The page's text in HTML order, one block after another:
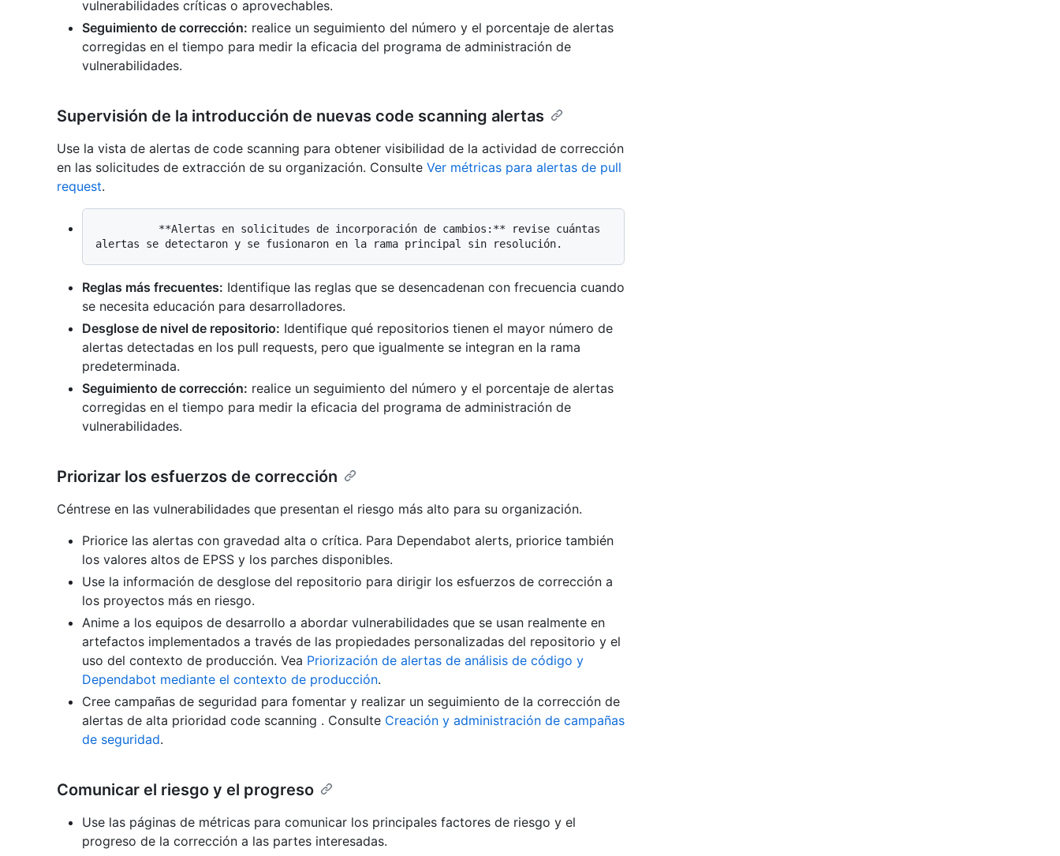
vulnerabilidades críticas o aprovechables.
Seguimiento de corrección: realice un seguimiento del número y el porcentaje de alertas
corregidas en el tiempo para medir la eficacia del programa de administración de
vulnerabilidades.
Supervisión de la introducción de nuevas code scanning alertas
Use la vista de alertas de code scanning para obtener visibilidad de la actividad de corrección
en las solicitudes de extracción de su organización. Consulte Ver métricas para alertas de pull
request.
Reglas más frecuentes: Identifique las reglas que se desencadenan con frecuencia cuando
se necesita educación para desarrolladores.
Desglose de nivel de repositorio: Identifique qué repositorios tienen el mayor número de
alertas detectadas en los pull requests, pero que igualmente se integran en la rama
predeterminada.
Seguimiento de corrección: realice un seguimiento del número y el porcentaje de alertas
corregidas en el tiempo para medir la eficacia del programa de administración de
vulnerabilidades.
Priorizar los esfuerzos de corrección
Céntrese en las vulnerabilidades que presentan el riesgo más alto para su organización.
Priorice las alertas con gravedad alta o crítica. Para Dependabot alerts, priorice también
los valores altos de EPSS y los parches disponibles.
Use la información de desglose del repositorio para dirigir los esfuerzos de corrección a
los proyectos más en riesgo.
Anime a los equipos de desarrollo a abordar vulnerabilidades que se usan realmente en
artefactos implementados a través de las propiedades personalizadas del repositorio y el
uso del contexto de producción. Vea Priorización de alertas de análisis de código y
Dependabot mediante el contexto de producción.
Cree campañas de seguridad para fomentar y realizar un seguimiento de la corrección de
alertas de alta prioridad code scanning . Consulte Creación y administración de campañas
de seguridad.
Comunicar el riesgo y el progreso
Use las páginas de métricas para comunicar los principales factores de riesgo y el
progreso de la corrección a las partes interesadas.